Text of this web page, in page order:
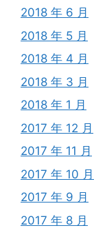
2018 年 6 月
2018 年 5 月
2018 年 4 月
2018 年 3 月
2018 年 1 月
2017 年 12 月
2017 年 11 月
2017 年 10 月
2017 年 9 月
2017 年 8 月